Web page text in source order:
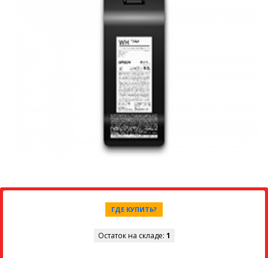
ГДЕ КУПИТЬ?
Остаток на складе: 1